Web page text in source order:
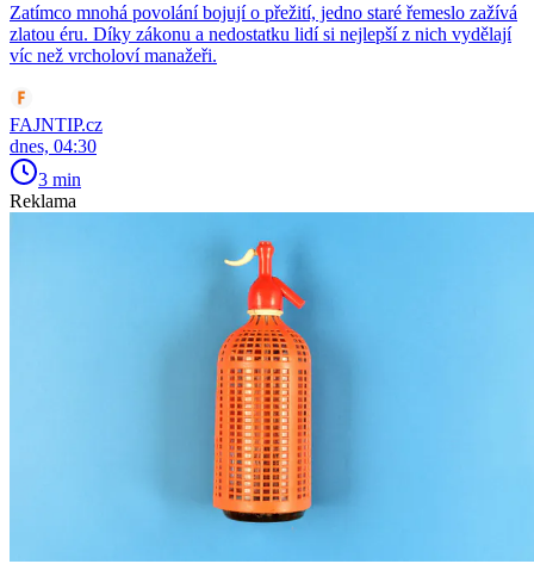
Zatímco mnohá povolání bojují o přežití, jedno staré řemeslo zažívá
zlatou éru. Díky zákonu a nedostatku lidí si nejlepší z nich vydělají
víc než vrcholoví manažeři.
FAJNTIP.cz
dnes, 04:30
3 min
Reklama